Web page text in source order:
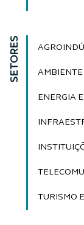
SETORES AMBIENTE
ENERGIA
TURISMO